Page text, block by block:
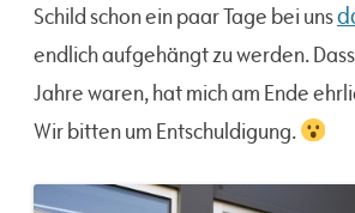
Schild schon ein paar Tage bei uns
endlich aufgehängt zu werden.
Jahre waren, hat mich am Ende
Wir bitten um Entschuldigung.